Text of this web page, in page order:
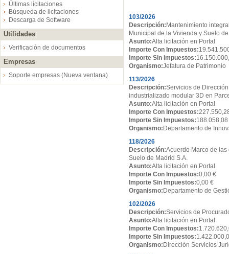
Últimas licitaciones
Búsqueda de licitaciones
Descarga de Software
Utilidades
Verificación de documentos
Empresas
Soporte empresas (Nueva ventana)
103/2026
Descripción: Mantenimiento
Municipal de la Vivienda y Suelo
Asunto:Alta licitación en Portal
Importe Con Impuestos:
Importe Sin Impuestos:
Organismo:Jefatura de Patrimonio
113/2026
Descripción:Servicios de
industrializado modular 3D en
Asunto:Alta licitación en Portal
Importe Con Impuestos:
Importe Sin Impuestos:188.058,08
Organismo: Departamento de
118/2026
Descripción:Acuerdo Marco de
Suelo de Madrid S.A.
Asunto:Alta licitación en Portal
Importe Con Impuestos:0,00 €
Importe Sin Impuestos:0,00 €
Organismo: Departamento de
102/2026
Descripción:Servicios de
Asunto:Alta licitación en Portal
Importe Con Impuestos:
Importe Sin Impuestos:
Organismo: Dirección Servicios